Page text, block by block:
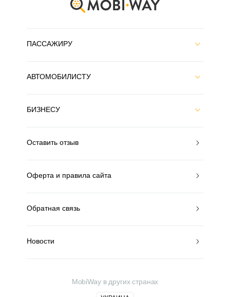
ПАССАЖИРУ
АВТОМОБИЛИСТУ
БИЗНЕСУ
Оставить отзыв
Оферта и правила сайта
Обратная связь
Новости
MobiWay в других странах